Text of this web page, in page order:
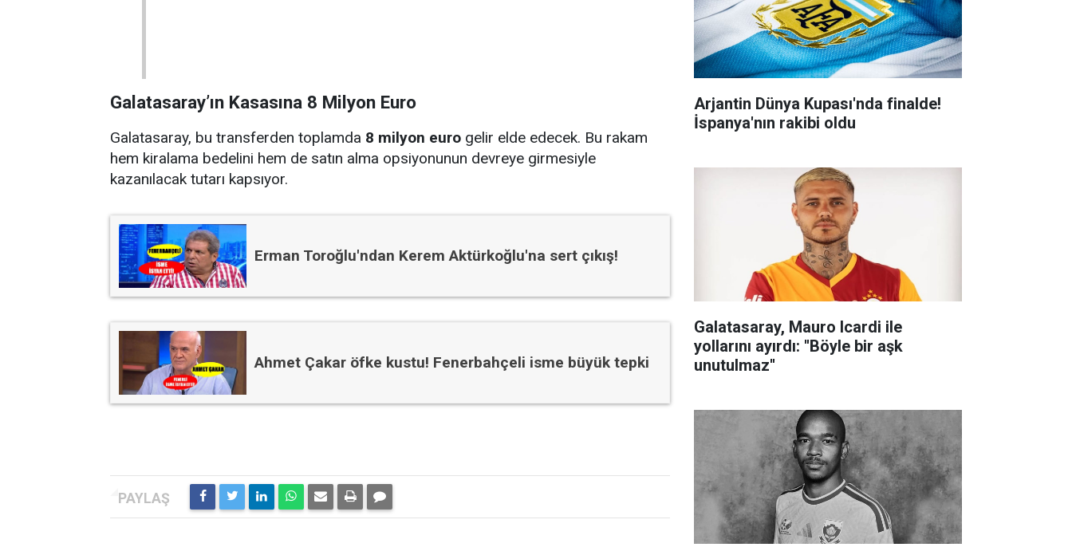
Galatasaray’ın Kasasına 8 Milyon Euro
Galatasaray, bu transferden toplamda 8 milyon euro gelir elde edecek. Bu rakam
hem kiralama bedelini hem de satın alma opsiyonunun devreye girmesiyle
kazanılacak tutarı kapsıyor.
Erman Toroğlu'ndan Kerem Aktürkoğlu'na sert çıkış!
Ahmet Çakar öfke kustu! Fenerbahçeli isme büyük tepki
Arjantin Dünya Kupası'nda finalde!
İspanya'nın rakibi oldu
Galatasaray, Mauro Icardi ile
yollarını ayırdı: ''Böyle bir aşk
unutulmaz''